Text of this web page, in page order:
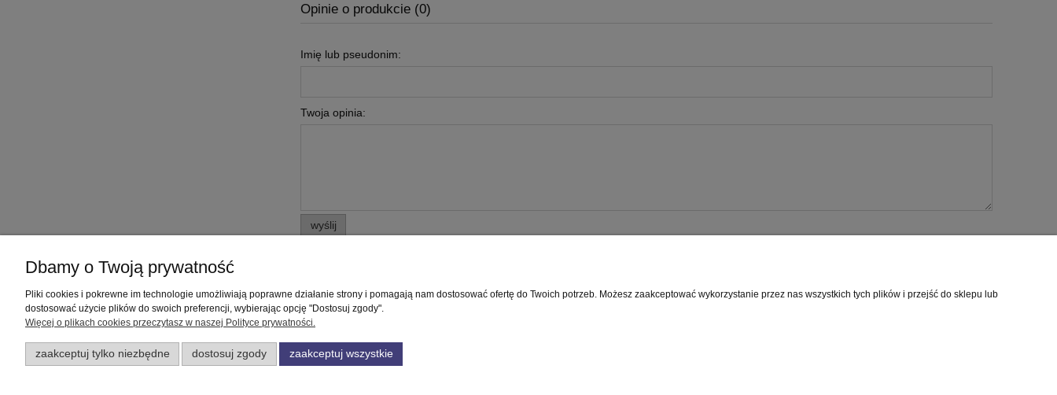
Opinie o produkcie (0)
Imię lub pseudonim:
Twoja opinia:
wyślij
Pomoc
Regulamin
Moje konto
Ustawienia konta
Dbamy o Twoją prywatność
Pliki cookies i pokrewne im technologie umożliwiają poprawne działanie strony i pomagają nam dostosować ofertę do Twoich potrzeb. Możesz zaakceptować wykorzystanie przez nas wszystkich tych plików i przejść do sklepu lub
dostosować użycie plików do swoich preferencji, wybierając opcję "Dostosuj zgody".
Więcej o plikach cookies przeczytasz w naszej Polityce prywatności.
zaakceptuj tylko niezbędne dostosuj zgody zaakceptuj wszystkie